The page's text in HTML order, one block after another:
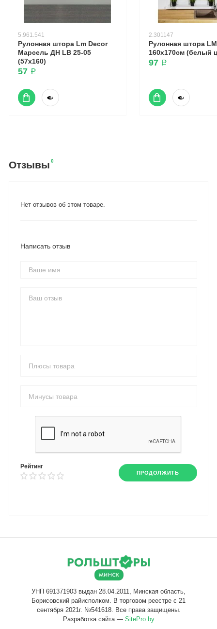
5.961.541
Рулонная штора Lm Decor
Марсель ДН LB 25-05
(57x160)
57 ₽
2.301147
Рулонная штора
160х170см (белый
97 ₽
Отзывы 0
Нет отзывов об этом товаре.
Написать отзыв
Рейтинг
ПРОДОЛЖИТЬ
Разработка сайта — SitePro.by